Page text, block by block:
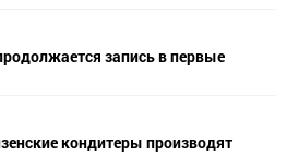
запись в первые
кондитеры производят